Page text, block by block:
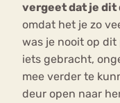
vergeet dat je dit
omdat het je zo
was je nooit op
iets gebracht,
mee verder te
deur open naar